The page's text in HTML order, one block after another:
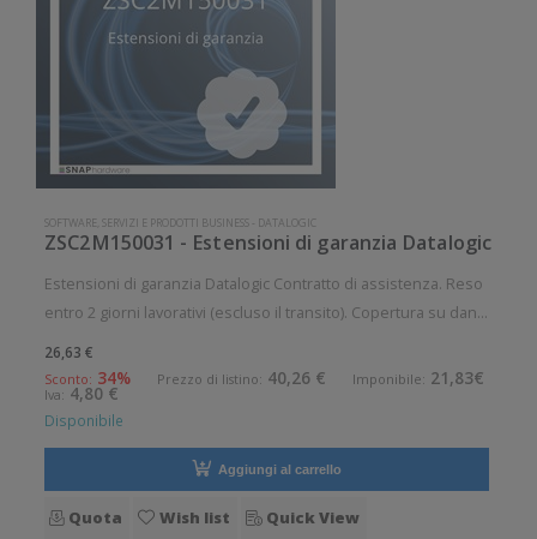
SOFTWARE, SERVIZI E PRODOTTI BUSINESS - DATALOGIC
ZSC2M150031 - Estensioni di garanzia Datalogic
Estensioni di garanzia Datalogic Contratto di assistenza. Reso
entro 2 giorni lavorativi (escluso il transito). Copertura su danni
anni
26,63 €
Sconto: 34% Prezzo di listino: 40,26 € Imponibile: 21,83€
Iva: 4,80 €
Disponibile
Aggiungi al carrello
Quota Wish list Quick View